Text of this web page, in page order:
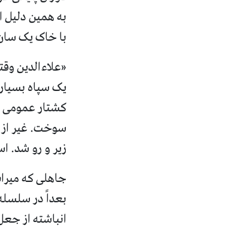
به همین دلیل
با خاک یک
«علاءالدین
یک سپاه
کشتار عمومی
سوخت.غیر
زیر و رو شد.
جاهلی که
بعداً در
انباشته از